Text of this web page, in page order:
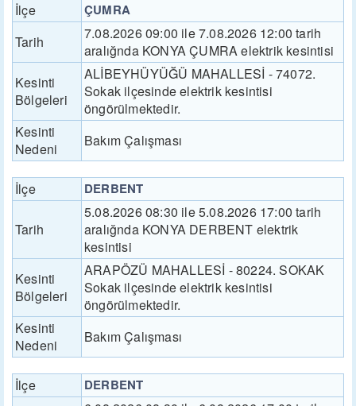
İlçe ÇUMRA
Tarih
7.08.2026 09:00 ile 7.08.2026 12:00 tarih
aralığnda KONYA ÇUMRA elektrik kesintisi
Kesinti
Bölgeleri
ALİBEYHÜYÜĞÜ MAHALLESİ - 74072.
Sokak ilçesinde elektrik kesintisi
öngörülmektedir.
Kesinti
Nedeni
Bakım Çalışması
İlçe DERBENT
Tarih
5.08.2026 08:30 ile 5.08.2026 17:00 tarih
aralığnda KONYA DERBENT elektrik
kesintisi
Kesinti
Bölgeleri
ARAPÖZÜ MAHALLESİ - 80224. SOKAK
Sokak ilçesinde elektrik kesintisi
öngörülmektedir.
Kesinti
Nedeni
Bakım Çalışması
İlçe DERBENT